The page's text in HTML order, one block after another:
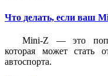
Что делать, если ваш
Mini-Z — это
которая может стать
автоспорта.